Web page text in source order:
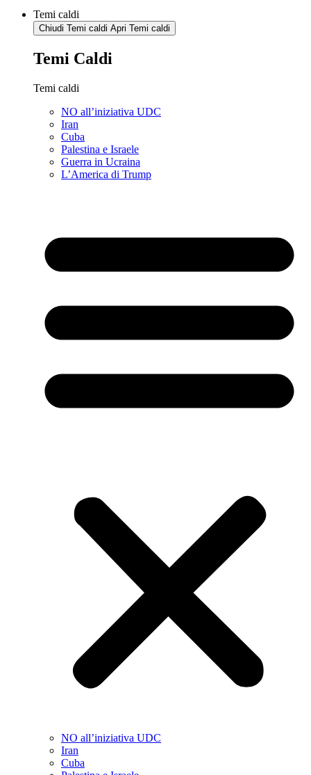
Temi caldi
Chiudi Temi caldi Apri Temi caldi
Temi Caldi
Temi caldi
NO all’iniziativa UDC
Iran
Cuba
Palestina e Israele
Guerra in Ucraina
L’America di Trump
NO all’iniziativa UDC
Iran
Cuba